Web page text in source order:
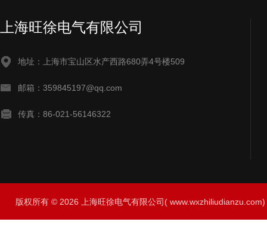
上海旺徐电气有限公司
地址：上海市宝山区水产西路680弄4号楼509
邮箱：359845197@qq.com
传真：86-021-56146322
版权所有 © 2026 上海旺徐电气有限公司(